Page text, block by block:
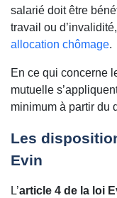
salarié doit être
travail ou
allocation chômage.
En ce qui concerne
mutuelle
minimum à partir du
Les
Evin
L’article 4 de la loi